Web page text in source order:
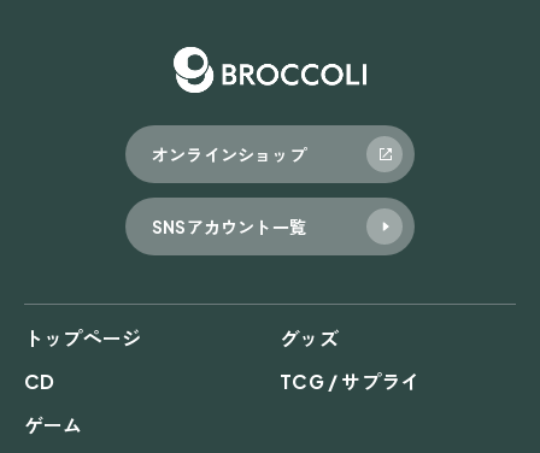
オンラインショップ
SNSアカウント一覧
トップページ
グッズ
CD
TCG / サプライ
ゲーム